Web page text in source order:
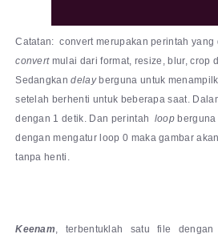
Catatan: convert merupakan perintah yang
convertmulai dari format, resize, blur, crop
Sedangkandelayberguna untuk
setelah berhenti untuk beberapa saat.
dengan 1 detik. Dan perintah loop
dengan mengatur loop 0 maka gambar
tanpa henti.
Keenam, terbentuklah satu file dengan